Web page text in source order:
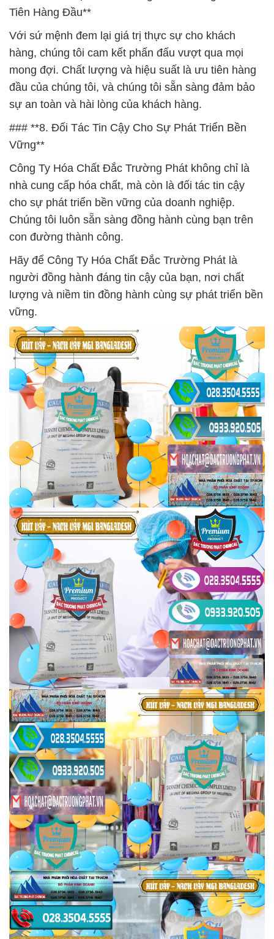
Tiên Hàng Đầu**
Với sứ mệnh đem lại giá trị thực sự cho khách
hàng, chúng tôi cam kết phấn đấu vượt qua mọi
mong đợi. Chất lượng và hiệu suất là ưu tiên hàng
đầu của chúng tôi, và chúng tôi sẵn sàng đảm bảo
sự an toàn và hài lòng của khách hàng.
### **8. Đối Tác Tin Cậy Cho Sự Phát Triển Bền
Vững**
Công Ty Hóa Chất Đắc Trường Phát không chỉ là
nhà cung cấp hóa chất, mà còn là đối tác tin cậy
cho sự phát triển bền vững của doanh nghiệp.
Chúng tôi luôn sẵn sàng đồng hành cùng bạn trên
con đường thành công.
Hãy để Công Ty Hóa Chất Đắc Trường Phát là
người đồng hành đáng tin cậy của bạn, nơi chất
lượng và niềm tin đồng hành cùng sự phát triển bền
vững.